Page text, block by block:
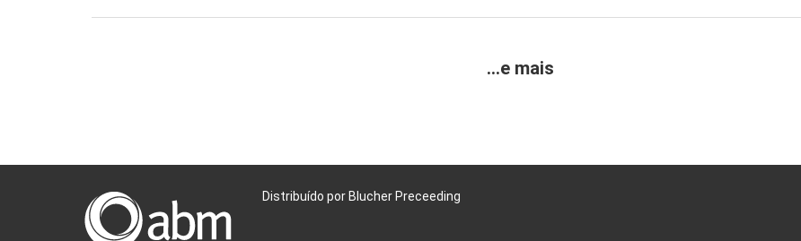
...e mais
Distribuído por Blucher Preceeding